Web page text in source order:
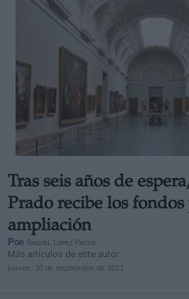
Tras seis años de
Prado recibe los fondos
ampliación
Por Raquel López Pacios
Más artículos de este autor
jueves, 30 de septiembre de 2021